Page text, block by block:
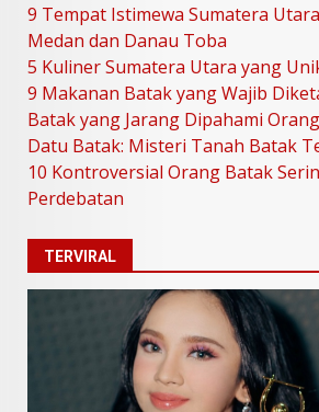
Juli 31, 2026
2
5 Kuliner
Unik
Juli 13, 2026
Indonesia
Juni 25, 2026
Datu Batak: Misteri
Batak Terungkap!
9 Tempat Istimewa Sumatera
Medan dan Danau Toba
5 Kuliner Sumatera Utara yang
9 Makanan Batak yang Wajib
Batak yang Jarang Dipahami
Datu Batak: Misteri Tanah Batak
10 Kontroversial Orang Batak
Perdebatan
TERVIRAL